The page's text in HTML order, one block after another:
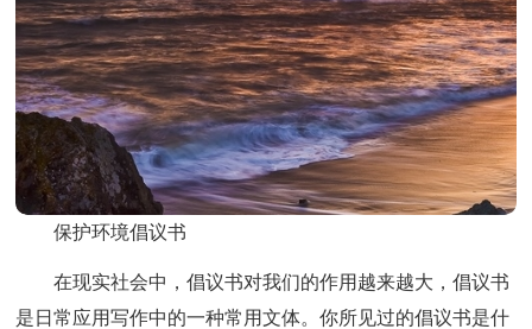
保护环境倡议书
在现实社会中，倡议书对我们的作用越来越大，倡议书
是日常应用写作中的一种常用文体。你所见过的倡议书是什